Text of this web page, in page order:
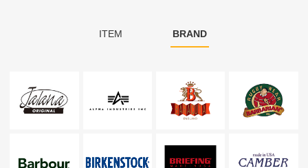
ITEM BRAND